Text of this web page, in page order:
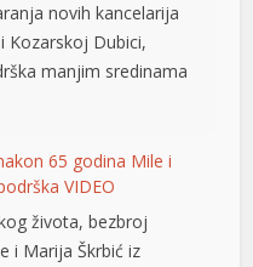
novih kancelarija
Kozarskoj Dubici,
manjim sredinama
65 godina Mile i
VIDEO
života, bezbroj
i Marija Škrbić iz